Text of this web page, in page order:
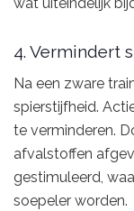
4. Vermindert
Na een zware
spierstijfheid.
te verminderen.
afvalstoffen
gestimuleerd,
soepeler worden.